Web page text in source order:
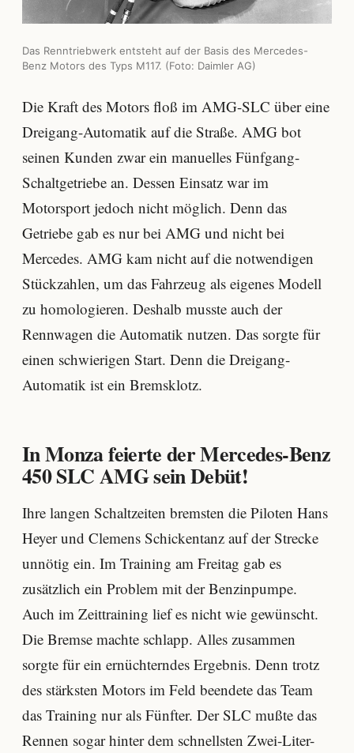
Das Renntriebwerk entsteht auf der Basis des Mercedes-
Benz Motors des Typs M117. (Foto: Daimler AG)
Die Kraft des Motors floß im AMG-SLC über eine
Dreigang-Automatik auf die Straße. AMG bot
seinen Kunden zwar ein manuelles Fünfgang-
Schaltgetriebe an. Dessen Einsatz war im
Motorsport jedoch nicht möglich. Denn das
Getriebe gab es nur bei AMG und nicht bei
Mercedes. AMG kam nicht auf die notwendigen
Stückzahlen, um das Fahrzeug als eigenes Modell
zu homologieren. Deshalb musste auch der
Rennwagen die Automatik nutzen. Das sorgte für
einen schwierigen Start. Denn die Dreigang-
Automatik ist ein Bremsklotz.
In Monza feierte der Mercedes-Benz
450 SLC AMG sein Debüt!
Ihre langen Schaltzeiten bremsten die Piloten Hans
Heyer und Clemens Schickentanz auf der Strecke
unnötig ein. Im Training am Freitag gab es
zusätzlich ein Problem mit der Benzinpumpe.
Auch im Zeittraining lief es nicht wie gewünscht.
Die Bremse machte schlapp. Alles zusammen
sorgte für ein ernüchterndes Ergebnis. Denn trotz
des stärksten Motors im Feld beendete das Team
das Training nur als Fünfter. Der SLC mußte das
Rennen sogar hinter dem schnellsten Zwei-Liter-